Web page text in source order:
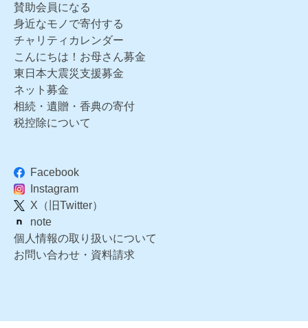
賛助会員になる
身近なモノで寄付する
チャリティカレンダー
こんにちは！お母さん募金
東日本大震災支援募金
ネット募金
相続・遺贈・香典の寄付
税控除について
Facebook
Instagram
X（旧Twitter）
note
個人情報の取り扱いについて
お問い合わせ・資料請求